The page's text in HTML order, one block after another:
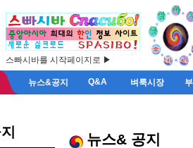
스빠시바를 시작페이지로 ▶
뉴스&공지 Q&A 벼룩시장
뉴스& 공지